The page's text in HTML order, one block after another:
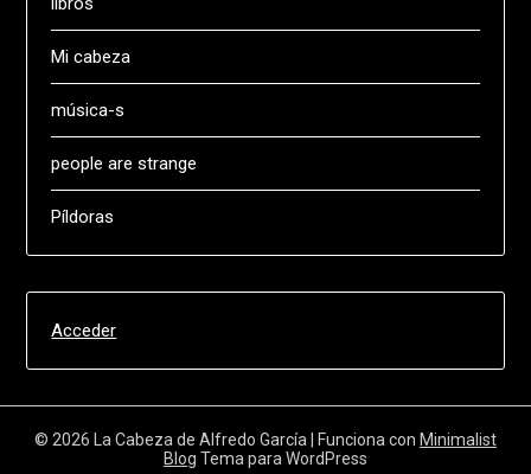
Mi cabeza
música-s
people are strange
Píldoras
Acceder
© 2026 La Cabeza de Alfredo García | Funciona con Minimalist
Blog Tema para WordPress